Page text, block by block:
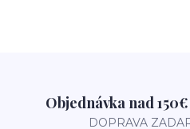
Objednávka nad
DOPRAVA